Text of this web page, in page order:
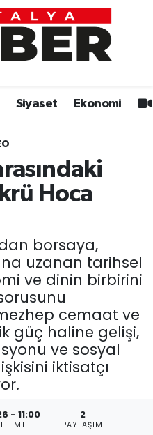
Siyaset Ekonomi
Hoca
borsaya,
uzanan tarihsel
ve dinin birbirini
cemaat ve
güç haline gelişi,
ve sosyal
iktisatçı
- 11:00 2
PAYLAŞIM
Haritası
ve Fikstür